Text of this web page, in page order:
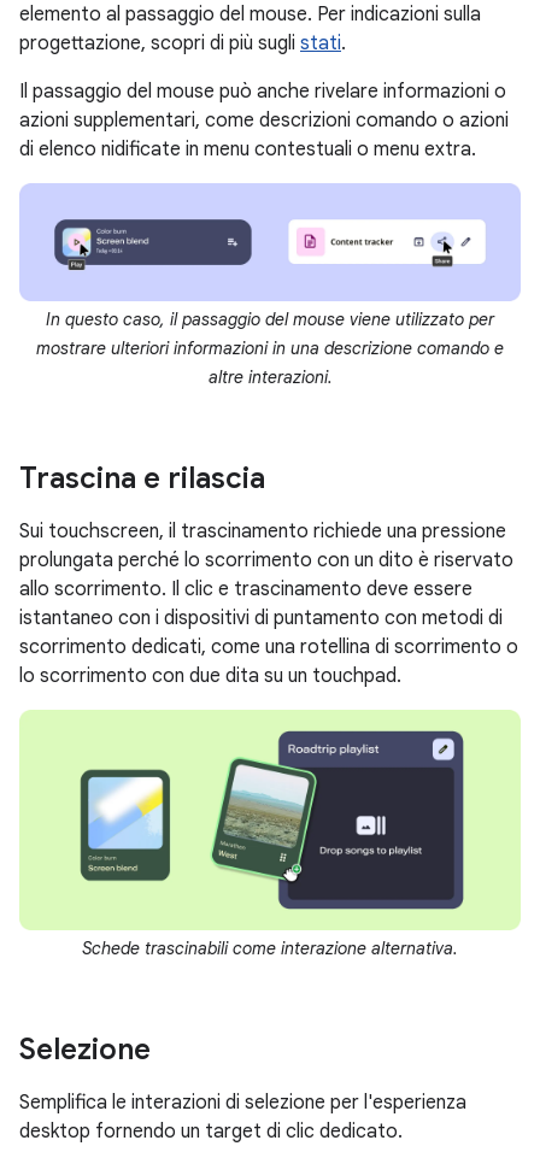
elemento al passaggio del mouse. Per indicazioni sulla
progettazione, scopri di più sugli stati.
Il passaggio del mouse può anche rivelare informazioni o
azioni supplementari, come descrizioni comando o azioni
di elenco nidificate in menu contestuali o menu extra.
In questo caso, il passaggio del mouse viene utilizzato per
mostrare ulteriori informazioni in una descrizione comando e
altre interazioni.
Trascina e rilascia
Sui touchscreen, il trascinamento richiede una pressione
prolungata perché lo scorrimento con un dito è riservato
allo scorrimento. Il clic e trascinamento deve essere
istantaneo con i dispositivi di puntamento con metodi di
scorrimento dedicati, come una rotellina di scorrimento o
lo scorrimento con due dita su un touchpad.
Schede trascinabili come interazione alternativa.
Selezione
Semplifica le interazioni di selezione per l'esperienza
desktop fornendo un target di clic dedicato.